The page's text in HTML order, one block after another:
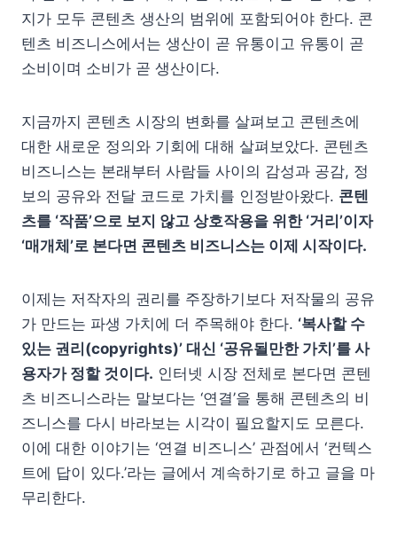
지가 모두 콘텐츠 생산의 범위에 포함되어야 한다. 콘
텐츠 비즈니스에서는 생산이 곧 유통이고 유통이 곧
소비이며 소비가 곧 생산이다.
지금까지 콘텐츠 시장의 변화를 살펴보고 콘텐츠에
대한 새로운 정의와 기회에 대해 살펴보았다. 콘텐츠
비즈니스는 본래부터 사람들 사이의 감성과 공감, 정
보의 공유와 전달 코드로 가치를 인정받아왔다. 콘텐
츠를 ‘작품’으로 보지 않고 상호작용을 위한 ‘거리’이자
‘매개체’로 본다면 콘텐츠 비즈니스는 이제 시작이다.
이제는 저작자의 권리를 주장하기보다 저작물의 공유
가 만드는 파생 가치에 더 주목해야 한다. ‘복사할 수
있는 권리(copyrights)’ 대신 ‘공유될만한 가치’를 사
용자가 정할 것이다. 인터넷 시장 전체로 본다면 콘텐
츠 비즈니스라는 말보다는 ‘연결’을 통해 콘텐츠의 비
즈니스를 다시 바라보는 시각이 필요할지도 모른다.
이에 대한 이야기는 ‘연결 비즈니스’ 관점에서 ‘컨텍스
트에 답이 있다.’라는 글에서 계속하기로 하고 글을 마
무리한다.